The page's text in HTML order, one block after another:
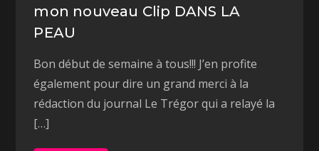
mon nouveau Clip DANS LA
PEAU
Bon début de semaine à tous!!! J’en profite
également pour dire un grand merci à la
rédaction du journal Le Trégor qui a relayé la
[…]